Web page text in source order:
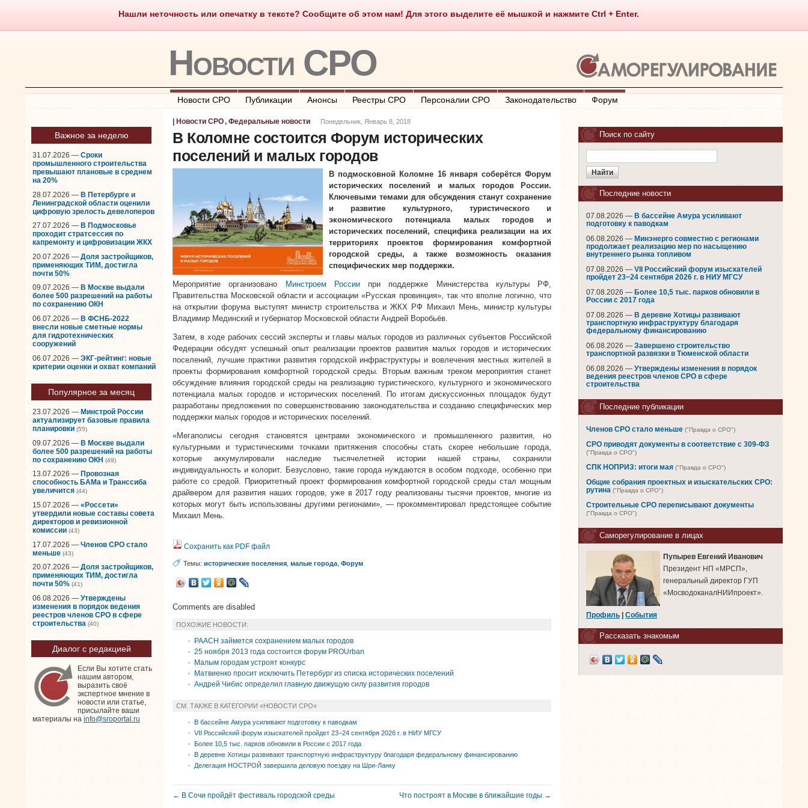
Нашли неточность или опечатку в тексте? Сообщите об этом нам! Для этого выделите её мышкой и нажмите Ctrl + Enter.
Саморегулирование Что такое СРО О портале Контакты Полезные ссылки
Новости СРО
Новости СРО Публикации Анонсы Реестры СРО Персоналии СРО Законодательство Форум
Важное за неделю
31.07.2026 — Сроки
промышленного строительства
превышают плановые в среднем
на 20%
28.07.2026 — В Петербурге и
Ленинградской области оценили
цифровую зрелость девелоперов
27.07.2026 — В Подмосковье
проходит стратсессия по
капремонту и цифровизации ЖКХ
20.07.2026 — Доля застройщиков,
применяющих ТИМ, достигла
почти 50%
09.07.2026 — В Москве выдали
более 500 разрешений на работы
по сохранению ОКН
06.07.2026 — В ФСНБ-2022
внесли новые сметные нормы
для гидротехнических
сооружений
06.07.2026 — ЭКГ-рейтинг: новые
критерии оценки и охват компаний
Популярное за месяц
23.07.2026 — Минстрой России
актуализирует базовые правила
планировки (55)
09.07.2026 — В Москве выдали
более 500 разрешений на работы
по сохранению ОКН (49)
13.07.2026 — Провозная
способность БАМа и Транссиба
увеличится (44)
15.07.2026 — «Россети»
утвердили новые составы совета
директоров и ревизионной
комиссии (43)
17.07.2026 — Членов СРО стало
меньше (43)
20.07.2026 — Доля застройщиков,
применяющих ТИМ, достигла
почти 50% (41)
06.08.2026 — Утверждены
изменения в порядок ведения
реестров членов СРО в сфере
строительства (40)
Диалог с редакцией
Если Вы хотите стать
нашим автором,
выразить своё
экспертное мнение в
новости или статье,
присылайте ваши
материалы на info@sroportal.ru
Новости СРО, Федеральные новости Понедельник, Январь 8, 2018
В Коломне состоится Форум исторических
поселений и малых городов
В подмосковной Коломне 16 января соберётся Форум
исторических поселений и малых городов России.
Ключевыми темами для обсуждения станут сохранение
и развитие культурного, туристического и
экономического потенциала малых городов и
исторических поселений, специфика реализации на их
территориях проектов формирования комфортной
городской среды, а также возможность оказания
специфических мер поддержки.
Мероприятие организовано Минстроем Россиипри поддержке Министерства культуры РФ,
Правительства Московской области и ассоциации «Русская провинция», так что вполне логично, что
на открытии форума выступят министр строительства и ЖКХ РФ Михаил Мень, министр культуры
Владимир Мединский и губернатор Московской области Андрей Воробьёв.
Затем, в ходе рабочих сессий эксперты и главы малых городов из различных субъектов Российской
Федерации обсудят успешный опыт реализации проектов развития малых городов и исторических
поселений, лучшие практики развития городской инфраструктуры и вовлечения местных жителей в
проекты формирования комфортной городской среды. Вторым важным треком мероприятия станет
обсуждение влияния городской среды на реализацию туристического, культурного и экономического
потенциала малых городов и исторических поселений. По итогам дискуссионных площадок будут
разработаны предложения по совершенствованию законодательства и созданию специфических мер
поддержки малых городов и исторических поселений.
«Мегаполисы сегодня становятся центрами экономического и промышленного развития, но
культурными и туристическими точками притяжения способны стать скорее небольшие города,
которые аккумулировали наследие тысячелетней истории нашей страны, сохранили
индивидуальность и колорит. Безусловно, такие города нуждаются в особом подходе, особенно при
работе со средой. Приоритетный проект формирования комфортной городской среды стал мощным
драйвером для развития наших городов, уже в 2017 году реализованы тысячи проектов, многие из
которых могут быть использованы другими регионами», — прокомментировал предстоящее событие
Михаил Мень.
Сохранить как PDF файл
Темы: исторические поселения малые города Форум
Comments are disabled
ПОХОЖИЕ НОВОСТИ:
РААСН займется сохранением малых городов
25 ноября 2013 года состоится форум PROUrban
Малым городам устроят конкурс
Матвиенко просит исключить Петербург из списка исторических поселений
Андрей Чибис определил главную движущую силу развития городов
СМ. ТАКЖЕ В КАТЕГОРИИ «НОВОСТИ СРО»
В бассейне Амура усиливают подготовку к паводкам
VII Российский форум изыскателей пройдет 23−24 сентября 2026 г. в НИУ МГСУ
Более 10,5 тыс. парков обновили в России с 2017 года
В деревне Хотицы развивают транспортную инфраструктуру благодаря федеральному финансированию
Делегация НОСТРОЙ завершила деловую поездку на Шри-Ланку
← В Сочи пройдёт фестиваль городской среды Что построят в Москве в ближайшие годы →
Поиск по сайту
Последние новости
07.08.2026 — В бассейне Амура усиливают
подготовку к паводкам
06.08.2026 — Минэнерго совместно с регионами
продолжает реализацию мер по насыщению
внутреннего рынка топливом
07.08.2026 — VII Российский форум изыскателей
пройдет 23−24 сентября 2026 г. в НИУ МГСУ
07.08.2026 — Более 10,5 тыс. парков обновили в
России с 2017 года
07.08.2026 — В деревне Хотицы развивают
транспортную инфраструктуру благодаря
федеральному финансированию
06.08.2026 — Завершено строительство
транспортной развязки в Тюменской области
06.08.2026 — Утверждены изменения в порядок
ведения реестров членов СРО в сфере
строительства
Последние публикации
Членов СРО стало меньше ("Правда о СРО")
СРО приводят документы в соответствие с 309-ФЗ
("Правда о СРО")
СПК НОПРИЗ: итоги мая ("Правда о СРО")
Общие собрания проектных и изыскательских СРО:
рутина ("Правда о СРО")
Строительные СРО переписывают документы
("Правда о СРО")
Саморегулирование в лицах
Пупырев Евгений Иванович
Президент НП «МРСП»,
генеральный директор ГУП
«МосводоканалНИИпроект».
Профиль События
Рассказать знакомым